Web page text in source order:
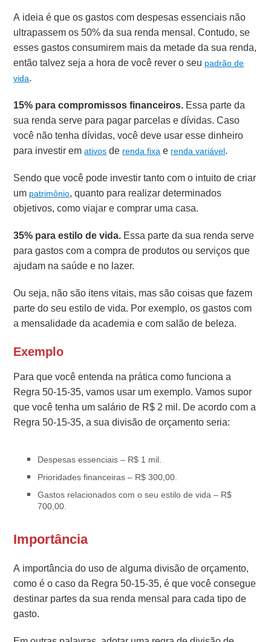
A ideia é que os gastos com despesas essenciais não
ultrapassem os 50% da sua renda mensal. Contudo, se
esses gastos consumirem mais da metade da sua renda,
então talvez seja a hora de você rever o seu padrão de
vida.
15% para compromissos financeiros. Essa parte da
sua renda serve para pagar parcelas e dívidas. Caso
você não tenha dívidas, você deve usar esse dinheiro
para investir emativos de renda fixa e renda variável.
Sendo que você pode investir tanto com o intuito de criar
um patrimônio, quanto para realizar determinados
objetivos, como viajar e comprar uma casa.
35% para estilo de vida. Essa parte da sua renda serve
para gastos com a compra de produtos ou serviços que
ajudam na saúde e no lazer.
Ou seja, não são itens vitais, mas são coisas que fazem
parte do seu estilo de vida. Por exemplo, os gastos com
a mensalidade da academia e com salão de beleza.
Exemplo
Para que você entenda na prática como funciona a
Regra 50-15-35, vamos usar um exemplo. Vamos supor
que você tenha um salário de R$ 2 mil. De acordo com a
Regra 50-15-35, a sua divisão de orçamento seria:
Despesas essenciais – R$ 1 mil.
Prioridades financeiras – R$ 300,00.
Gastos relacionados com o seu estilo de vida – R$
700,00.
Importância
A importância do uso de alguma divisão de orçamento,
como é o caso da Regra 50-15-35, é que você consegue
destinar partes da sua renda mensal para cada tipo de
gasto.